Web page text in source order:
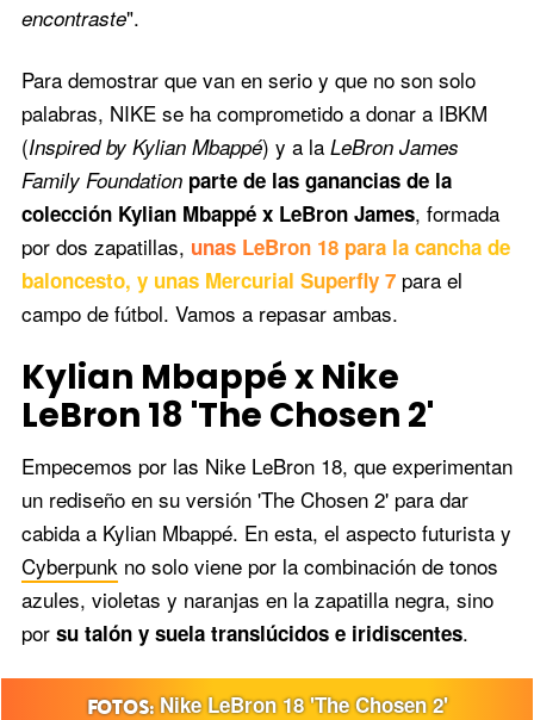
encontraste".
Para demostrar que van en serio y que no son solo
palabras, NIKE se ha comprometido a donar a IBKM
(Inspired by Kylian Mbappé) y a la LeBron James
Family Foundation parte de las ganancias de la
colección Kylian Mbappé x LeBron James, formada
por dos zapatillas, unas LeBron 18 para la cancha de
baloncesto, y unas Mercurial Superfly 7para el
campo de fútbol. Vamos a repasar ambas.
Kylian Mbappé x Nike
LeBron 18 'The Chosen 2'
Empecemos por las Nike LeBron 18, que experimentan
un rediseño en su versión 'The Chosen 2' para dar
cabida a Kylian Mbappé. En esta, el aspecto futurista y
Cyberpunk no solo viene por la combinación de tonos
azules, violetas y naranjas en la zapatilla negra, sino
por su talón y suela translúcidos e iridiscentes.
Nike LeBron 18 'The Chosen 2'